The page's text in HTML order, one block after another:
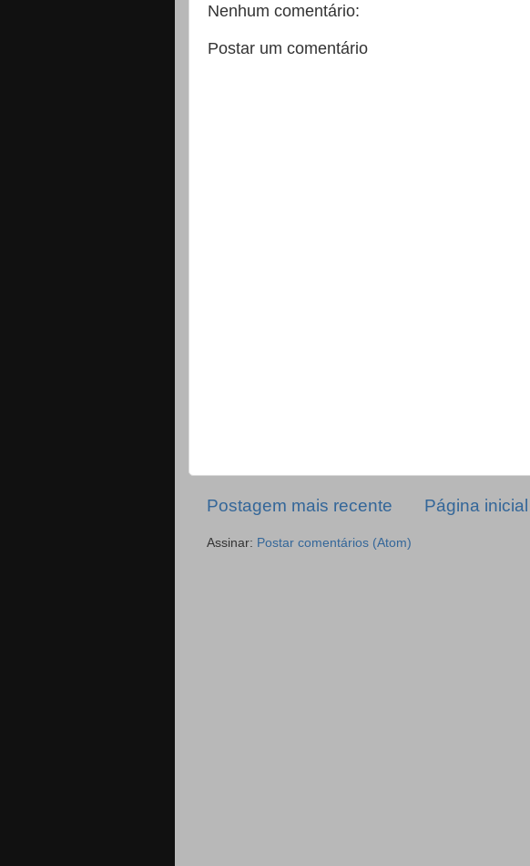
Nenhum comentário:
Postar um comentário
Postagem mais recente Página inicial
Assinar: Postar comentários (Atom)